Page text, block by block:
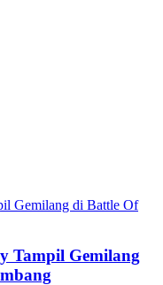
Tampil Gemilang